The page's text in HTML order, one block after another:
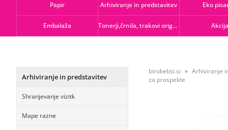
Papir Arhiviranje in predstavitev Eko
Embalaža Tonerji,črnila, trakovi orig.-rec. Akcija
Arhiviranje in predstavitev
Shranjevanje vizitk
Mape razne
birokebsi.si
Arhiviranje
za prospekte